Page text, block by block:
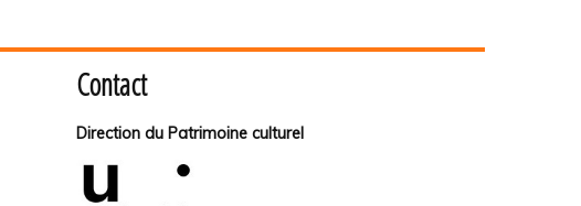
Contact
Direction du Patrimoine culturel